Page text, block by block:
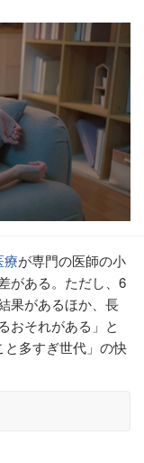
療が専門の医師の小
がある。ただし、6
果があるほか、長
おそれがある」と
多すぎ世代」の快